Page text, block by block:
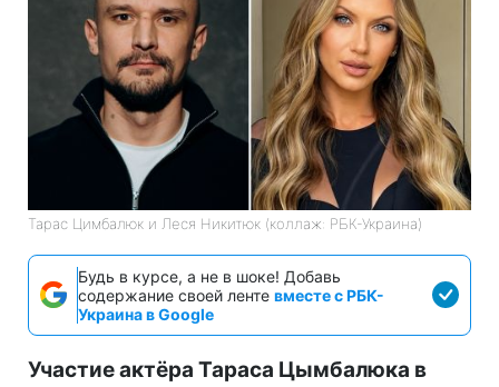
Тарас Цимбалюк и Леся Никитюк (коллаж: РБК-Украина)
Будь в курсе, а не в шоке! Добавь
содержание своей ленте вместе с РБК-
Украина в Google
Участие актёра Тараса Цымбалюка в